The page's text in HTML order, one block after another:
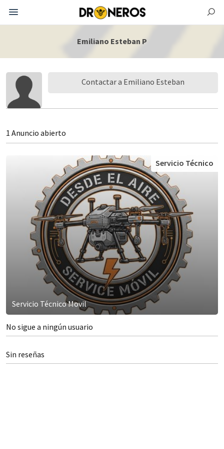
Emiliano Esteban P
Contactar a Emiliano Esteban
1 Anuncio abierto
Servicio Técnico Movil
Servicio Técnico
No sigue a ningún usuario
Sin reseñas